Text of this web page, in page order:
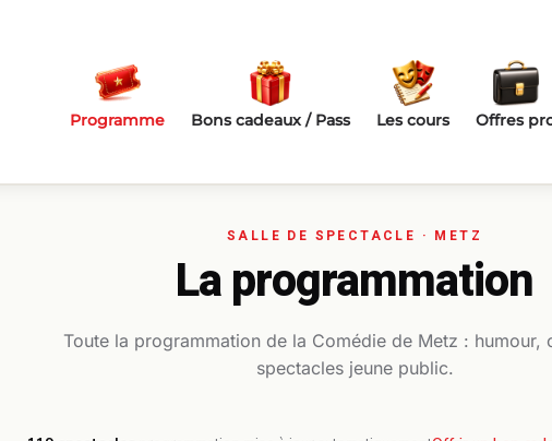
Programme Bons cadeaux / Pass Les cours Offres
La programmation
Toute la programmation de la Comédie de Metz : humour,
spectacles jeune public.